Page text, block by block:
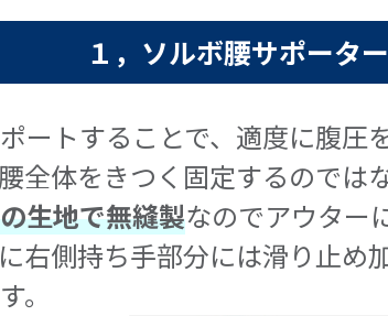
１，ソルボ腰サポータ
ートすることで、適度に腹圧
全体をきつく固定するので
生地で無縫製なのでアウター
右側持ち手部分には滑り止め
。